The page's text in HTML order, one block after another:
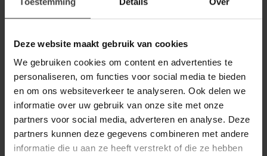
Deze website maakt gebruik van cookies
We gebruiken cookies om content en advertenties te
personaliseren, om functies voor social media te bieden
en om ons websiteverkeer te analyseren. Ook delen we
informatie over uw gebruik van onze site met onze
partners voor social media, adverteren en analyse. Deze
partners kunnen deze gegevens combineren met andere
informatie die u aan ze heeft verstrekt of die ze hebben
buis Antraciet velvet
WOONSTIJL
buis Champagne velvet €79,95
WOONSTIJL
WoonStijl Barstoel velvet
ronde buis Groen velvet €99,95